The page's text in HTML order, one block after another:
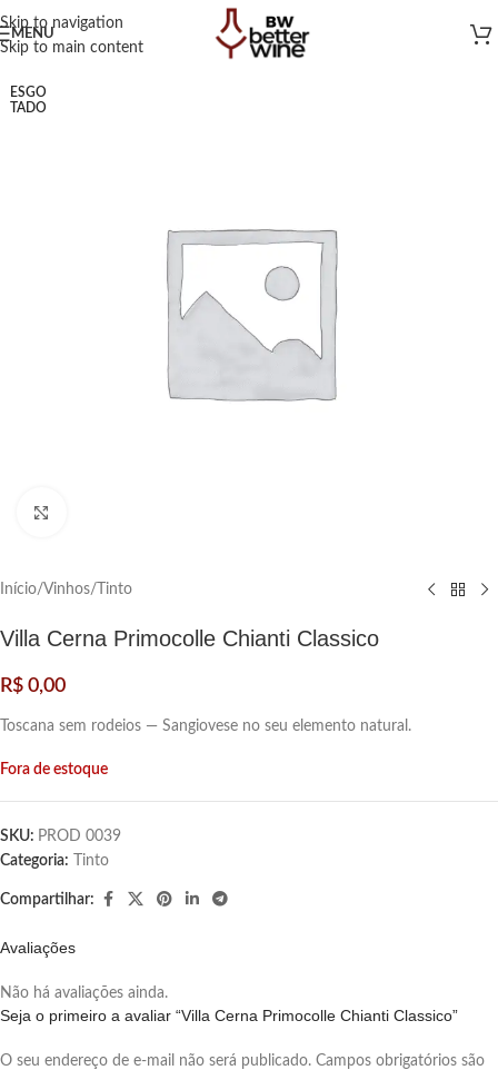
Skip to navigation
Skip to main content
MENU
ESGO
TADO
Início/Vinhos/ Tinto
Villa Cerna Primocolle Chianti Classico
R$ 0,00
Toscana sem rodeios — Sangiovese no seu elemento natural.
Fora de estoque
SKU: PROD 0039
Categoria:
Tinto
Compartilhar:
Avaliações
Não há avaliações ainda.
Seja o primeiro a avaliar “Villa Cerna Primocolle Chianti Classico”
O seu endereço de e-mail não será publicado. Campos obrigatórios são